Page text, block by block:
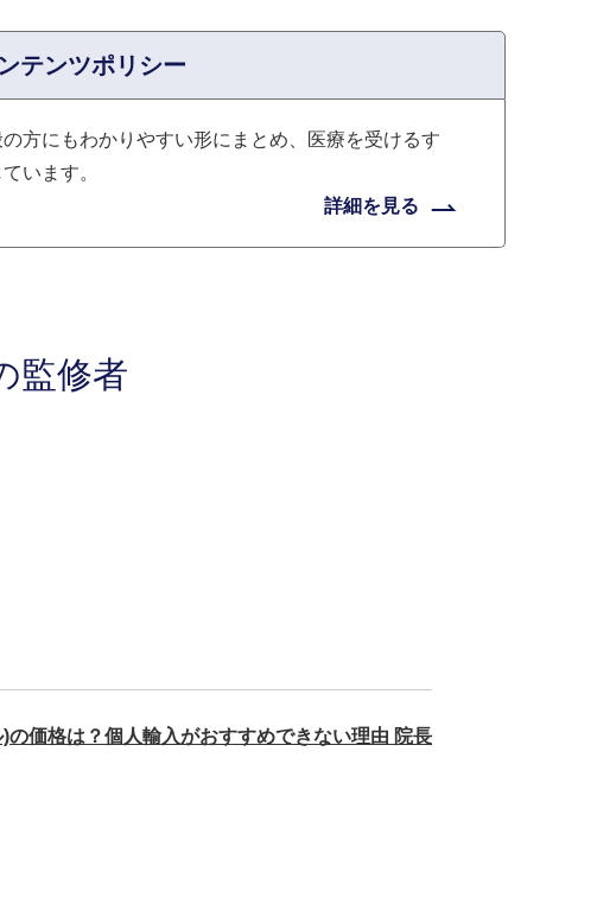
テンツポリシー
方にもわかりやすい形にまとめ、医療を受けるす
います。
詳細を見る
監修者
価格は？個人輸入がおすすめできない理由 院長